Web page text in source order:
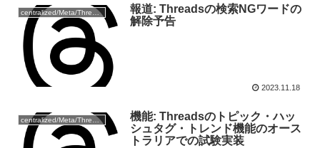
centralized/Meta/Threads
報道: Threadsの検索NGワードの
解除予告
2023.11.18
centralized/Meta/Threads
機能: Threadsのトピック・ハッ
シュタグ・トレンド機能のオース
トラリアでの試験実装